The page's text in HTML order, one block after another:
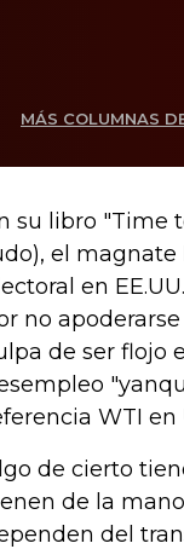
MÁS COLUMNAS
su libro "Time
el
en
no
de ser flojo
WTI en
de cierto
de la
del